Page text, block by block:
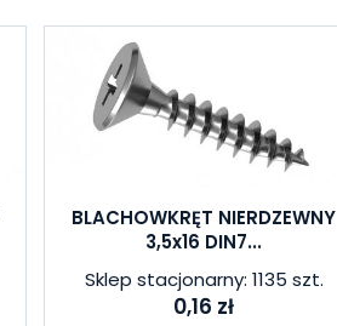
BLACHOWKRĘT NIERDZEWNY
3,5x16 DIN7...
Sklep stacjonarny: 1135 szt.
0,16 zł